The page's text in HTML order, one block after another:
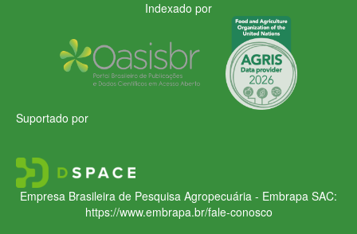
Indexado por
Suportado por
Empresa Brasileira de Pesquisa Agropecuária - Embrapa SAC:
https://www.embrapa.br/fale-conosco